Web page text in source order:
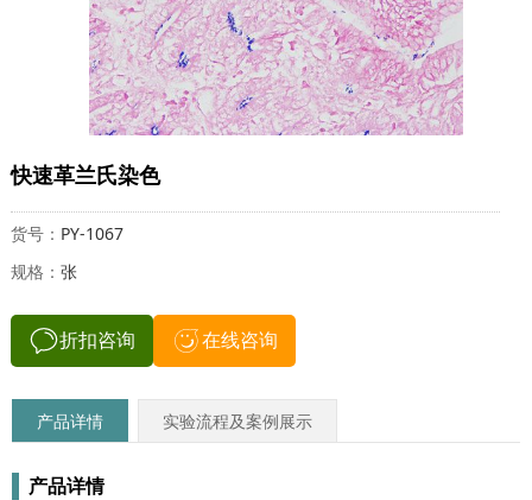
快速革兰氏染色
货号： PY-1067
规格： 张
折扣咨询 在线咨询
产品详情 实验流程及案例展示
产品详情